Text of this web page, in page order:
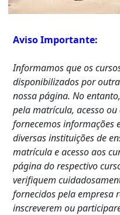
Aviso Importante:
Informamos que os
disponibilizados por
nossa página. No
pela matrícula, acesso ou
fornecemos informações
diversas instituições de
matrícula e acesso aos
página do respectivo
verifiquem
fornecidos pela empresa
inscreverem ou